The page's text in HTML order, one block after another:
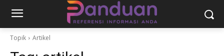
Topik Artikel